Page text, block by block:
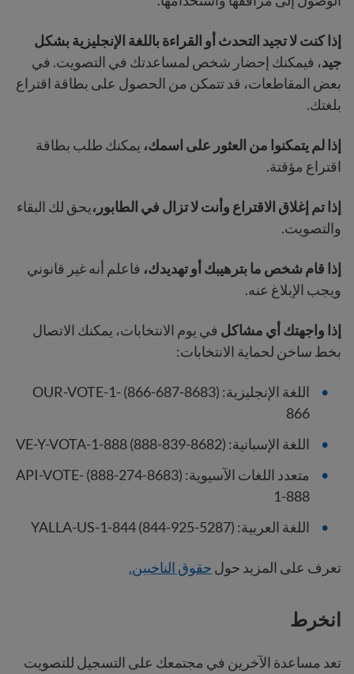
إذا كنت لا تجيد التحدث أو القراءة باللغة الإنجليزية بشكل
جيد، فيمكنك إحضار شخص لمساعدتك في التصويت. في
بعض المقاطعات، قد تتمكن من الحصول على بطاقة اقتراع
بلغتك.
إذا لم يتمكنوا من العثور على اسمك، يمكنك طلب بطاقة
اقتراع مؤقتة.
إذا تم إغلاق الاقتراع وأنت لا تزال في الطابور،يحق لك البقاء
والتصويت.
إذا قام شخص ما بترهيبك أو تهديدك، فاعلم أنه غير قانوني
ويجب الإبلاغ عنه.
إذا واجهتك أي مشاكل في يوم الانتخابات، يمكنك الاتصال
بخط ساخن لحماية الانتخابات:
اللغة الإنجليزية: (8683-687-866) OUR-VOTE-1-
866
اللغة الإسبانية: (8682-839-888) VE-Y-VOTA-1-888
متعدد اللغات الآسيوية: (8683-274-888) API-VOTE-
1-888
اللغة العربية: (5287-925-844) YALLA-US-1-844
تعرف على المزيد حول حقوق الناخبين.
انخرط
تعد مساعدة الآخرين في مجتمعك على التسجيل للتصويت